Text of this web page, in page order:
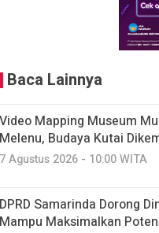
Baca Lainnya
Video Mapping Museum
Melenu, Budaya Kutai
7 Agustus 2026 - 10:00 WITA
DPRD Samarinda Dorong
Mampu Maksimalkan